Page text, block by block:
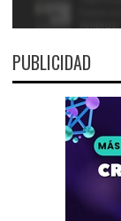
PUBLICIDAD